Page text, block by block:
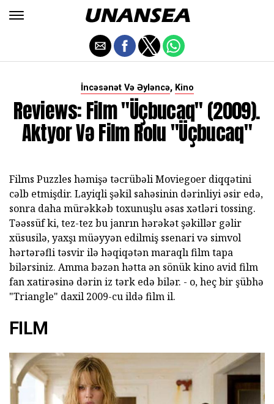
İncəsənət Və Əyləncə, Kino
Reviews: Film "Üçbucaq" (2009).
Aktyor Və Film Rolu "Üçbucaq"
Films Puzzles həmişə təcrübəli Moviegoer diqqətini
cəlb etmişdir. Layiqli şəkil sahəsinin dərinliyi əsir edə,
sonra daha mürəkkəb toxunuşlu əsas xətləri tossing.
Təəssüf ki, tez-tez bu janrın hərəkət şəkillər gəlir
xüsusilə, yaxşı müəyyən edilmiş ssenari və simvol
hərtərəfli təsvir ilə həqiqətən maraqlı film tapa
bilərsiniz. Amma bəzən hətta ən sönük kino avid film
fan xatirəsinə dərin iz tərk edə bilər. - o, heç bir şübhə
"Triangle" daxil 2009-cu ildə film il.
FILM